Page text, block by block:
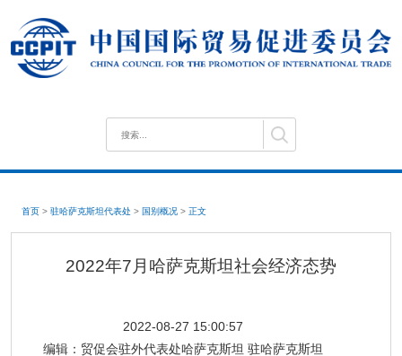
首页 > 驻哈萨克斯坦代表处 > 国别概况 > 正文
2022年7月哈萨克斯坦社会经济态势
2022-08-27 15:00:57
编辑： 贸促会驻外代表处哈萨克斯坦 驻哈萨克斯坦